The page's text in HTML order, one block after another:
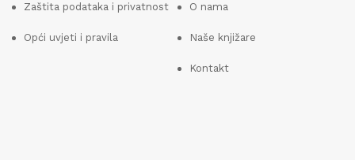
Zaštita podataka i privatnost
Opći uvjeti i pravila
O nama
Naše knjižare
Kontakt